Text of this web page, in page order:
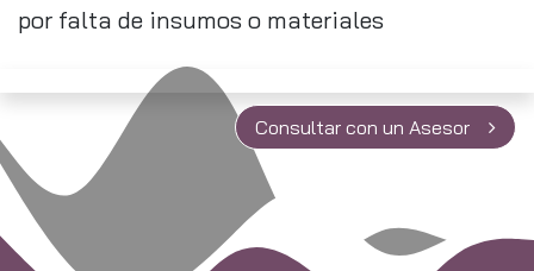
por falta de insumos o materiales
Consultar con un Asesor